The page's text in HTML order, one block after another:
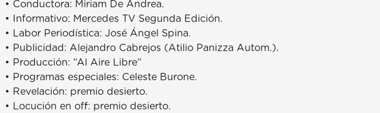
• Conductora: Miriam De Andrea.
• Informativo: Mercedes TV Segunda Edición.
• Labor Periodística: José Ángel Spina.
• Publicidad: Alejandro Cabrejos (Atilio Panizza Autom.).
• Producción: “Al Aire Libre”
• Programas especiales: Celeste Burone.
• Revelación: premio desierto.
• Locución en off: premio desierto.